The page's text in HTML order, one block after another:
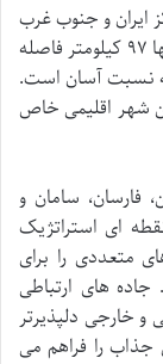
ایران و جنوب غرب
اصفهان جای گرفته است. این شهر با اصفهان تنها ۹۷ کیلومتر فاصله
نسبت آسان است.
شهر اقلیمی خاص
فارسان، سامان و
ای استراتژیک
متعددی را برای
های ارتباطی
و خارجی دلپذیرتر
را فراهم می